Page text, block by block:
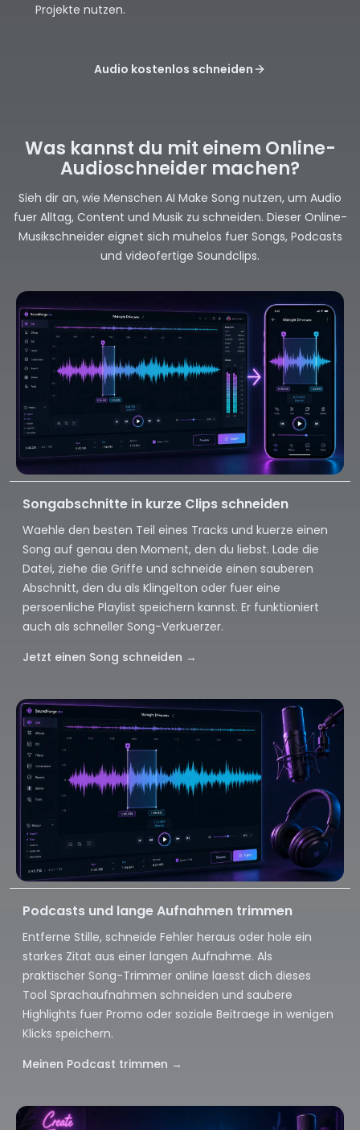
Projekte nutzen.
Audio kostenlos schneiden
Was kannst du mit einem Online-
Audioschneider machen?
Sieh dir an, wie Menschen AI Make Song nutzen, um Audio
fuer Alltag, Content und Musik zu schneiden. Dieser Online-
Musikschneider eignet sich muhelos fuer Songs, Podcasts
und videofertige Soundclips.
Songabschnitte in kurze Clips schneiden
Waehle den besten Teil eines Tracks und kuerze einen
Song auf genau den Moment, den du liebst. Lade die
Datei, ziehe die Griffe und schneide einen sauberen
Abschnitt, den du als Klingelton oder fuer eine
persoenliche Playlist speichern kannst. Er funktioniert
auch als schneller Song-Verkuerzer.
Jetzt einen Song schneiden →
Podcasts und lange Aufnahmen trimmen
Entferne Stille, schneide Fehler heraus oder hole ein
starkes Zitat aus einer langen Aufnahme. Als
praktischer Song-Trimmer online laesst dich dieses
Tool Sprachaufnahmen schneiden und saubere
Highlights fuer Promo oder soziale Beitraege in wenigen
Klicks speichern.
Meinen Podcast trimmen →